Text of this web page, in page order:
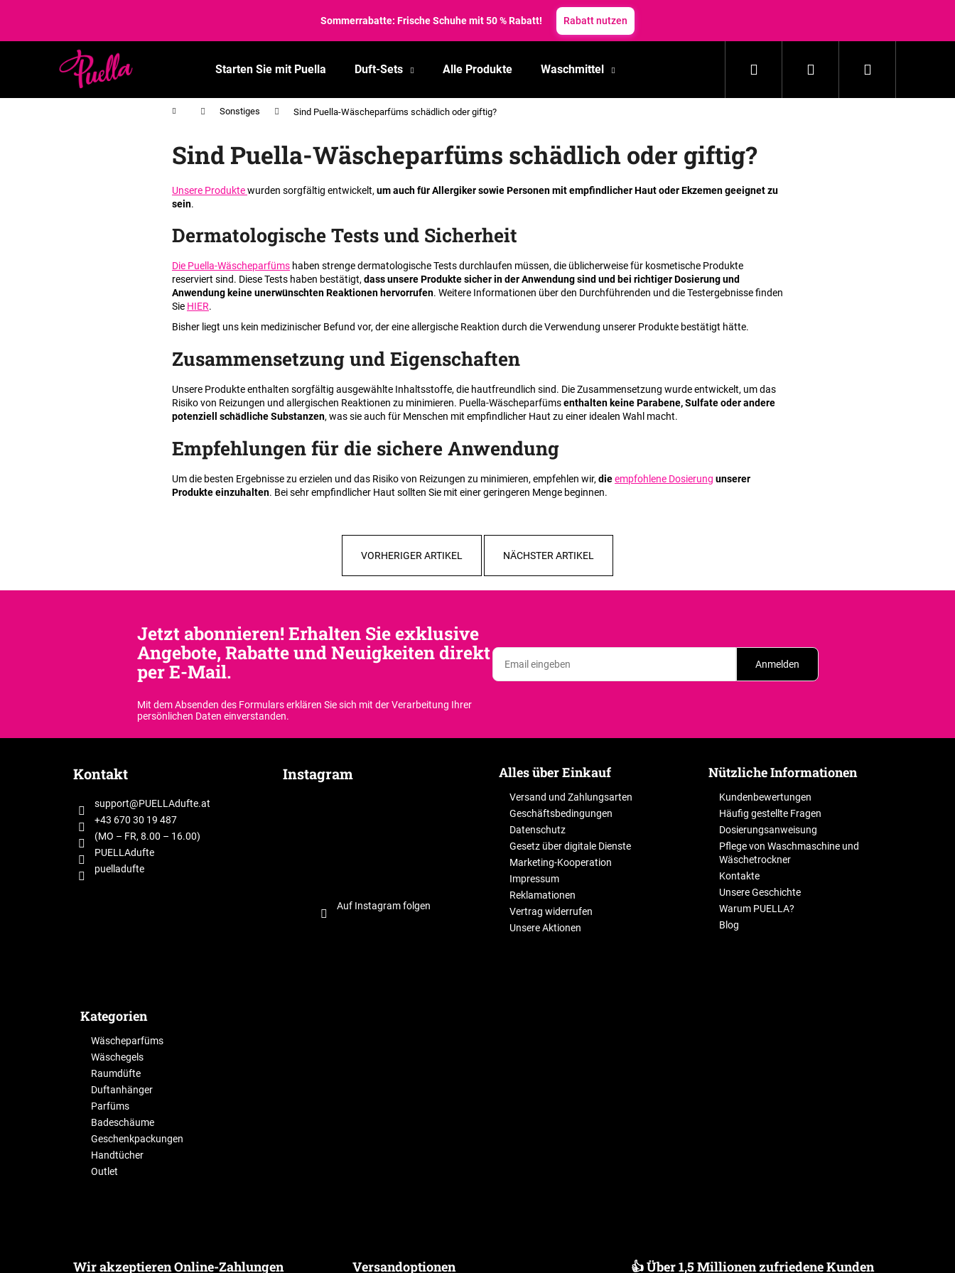
☀️ Wir haben die Preise zum Schmelzen gebracht! Sommerrabatte bis zu 35 %. ✨ Sommerrabatte nutzen
Starten Sie mit Puella Duft-Sets Alle Produkte Waschmittel KosmetikSuchen Login Warenkorb
StartseiteSonstiges Sind Puella-Wäscheparfüms schädlich oder giftig?
Sind Puella-Wäscheparfüms schädlich oder giftig?
Unsere Produktewurden sorgfältig entwickelt, um auch für Allergiker sowie Personen mit empfindlicher Haut oder Ekzemen geeignet zu
sein.
Dermatologische Tests und Sicherheit
Die Puella-Wäscheparfüms haben strenge dermatologische Tests durchlaufen müssen, die üblicherweise für kosmetische Produkte
reserviert sind. Diese Tests haben bestätigt,dass unsere Produkte sicher in der Anwendung sind und bei richtiger Dosierung und
Anwendung keine unerwünschten Reaktionen hervorrufen. Weitere Informationen über den Durchführenden und die Testergebnisse finden
Sie HIER.
Bisher liegt uns kein medizinischer Befund vor, der eine allergische Reaktion durch die Verwendung unserer Produkte bestätigt hätte.
Zusammensetzung und Eigenschaften
Unsere Produkte enthalten sorgfältig ausgewählte Inhaltsstoffe, die hautfreundlich sind. Die Zusammensetzung wurde entwickelt, um das
Risiko von Reizungen und allergischen Reaktionen zu minimieren. Puella-Wäscheparfümsenthalten keine Parabene, Sulfate oder andere
potenziell schädliche Substanzen, was sie auch für Menschen mit empfindlicher Haut zu einer idealen Wahl macht.
Empfehlungen für die sichere Anwendung
Um die besten Ergebnisse zu erzielen und das Risiko von Reizungen zu minimieren, empfehlen wir, dieempfohlene Dosierung unserer
Produkte einzuhalten. Bei sehr empfindlicher Haut sollten Sie mit einer geringeren Menge beginnen.
VORHERIGER ARTIKEL NÄCHSTER ARTIKEL
r
k
Was suchen Sie?
Wir empfehlen
Jetzt abonnieren! Erhalten Sie exklusive
Angebote, Rabatte und Neuigkeiten direkt
per E-Mail.
Mit dem Absenden des Formulars erklären Sie sich mit der Verarbeitung Ihrer
persönlichen Daten einverstanden.
Anmelden
Kontakt
support@PUELLAdufte.at
+43 670 30 19 487
(MO – FR, 8.00 – 16.00)
PUELLAdufte
puelladufte
Instagram
Auf Instagram folgen
Alles über Einkauf
Versand und Zahlungsarten
Geschäftsbedingungen
Datenschutz
Gesetz über digitale Dienste
Marketing-Kooperation
Impressum
Reklamationen
Vertrag widerrufen
Unsere Aktionen
Nützliche Informationen
Kundenbewertungen
Häufig gestellte Fragen
Dosierungsanweisung
Pflege von Waschmaschine und
Wäschetrockner
Kontakte
Unsere Geschichte
Warum PUELLA?
Blog
Kategorien
Wäscheparfüms
Wäschegels
Raumdüfte
Duftanhänger
Parfüms
Badeschäume
Geschenkpackungen
Handtücher
Outlet
Wir akzeptieren Online-Zahlungen Versandoptionen 👍 Über 1,5 Millionen zufriedene Kunden